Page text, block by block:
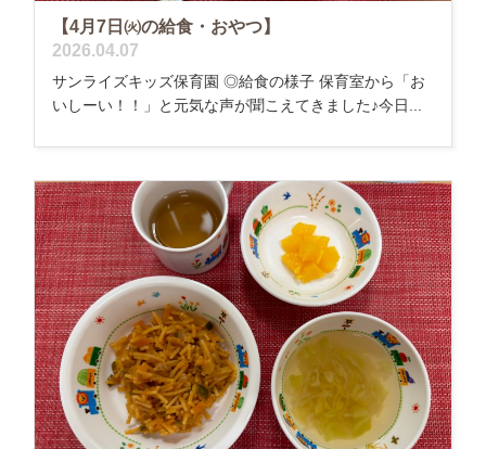
【4月7日㈫の給食・おやつ】
2026.04.07
サンライズキッズ保育園 ◎給食の様子 保育室から「お
いしーい！！」と元気な声が聞こえてきました♪今日...